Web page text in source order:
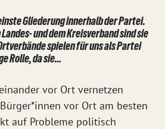
Gliederung innerhalb der Partei.
und dem Kreisverband sind sie
spielen für uns als Partei
Rolle, da sie…
vor Ort vernetzen
vor Ort am besten
auf Probleme politisch